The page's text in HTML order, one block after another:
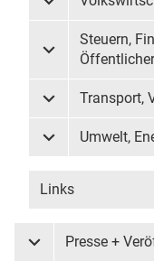
Untermenü
Untermenü
Steuern,
Untermenü
Transport,
Untermenü
Umwelt,
Links
Untermenü Presse
Presse +